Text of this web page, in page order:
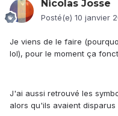
Nicolas Josse
Posté(e) 10 janvier
Je viens de le faire
lol), pour le moment ça
J'ai aussi retrouvé les
alors qu'ils avaient disparus